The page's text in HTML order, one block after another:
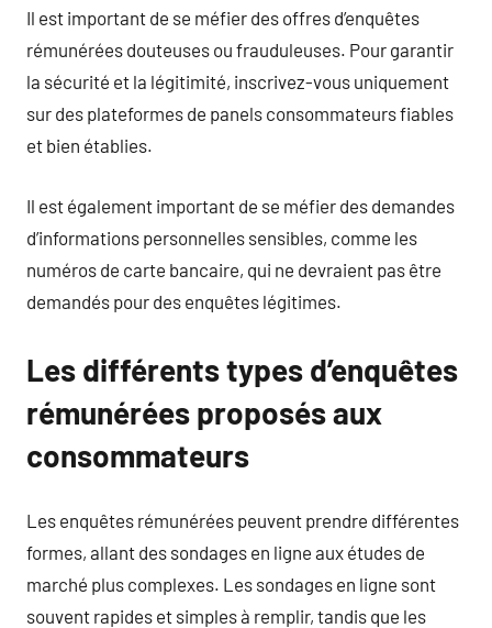
Il est important de se méfier des offres d’enquêtes
rémunérées douteuses ou frauduleuses. Pour garantir
la sécurité et la légitimité, inscrivez-vous uniquement
sur des plateformes de panels consommateurs fiables
et bien établies.
Il est également important de se méfier des demandes
d’informations personnelles sensibles, comme les
numéros de carte bancaire, qui ne devraient pas être
demandés pour des enquêtes légitimes.
Les différents types d’enquêtes
rémunérées proposés aux
consommateurs
Les enquêtes rémunérées peuvent prendre différentes
formes, allant des sondages en ligne aux études de
marché plus complexes. Les sondages en ligne sont
souvent rapides et simples à remplir, tandis que les